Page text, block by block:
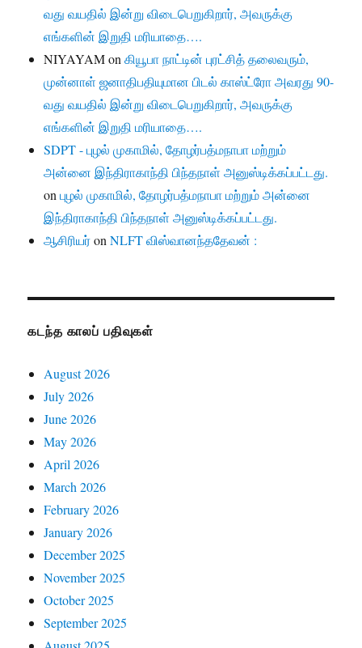
வது வயதில் இன்று விடைபெறுகிறார், அவருக்கு
எங்களின் இறுதி மரியாதை….
NIYAYAMonகியூபா நாட்டின் புரட்சித் தலைவரும்,
முன்னாள் ஜனாதிபதியுமான பிடல் காஸ்ட்ரோ அவரது 90-
வது வயதில் இன்று விடைபெறுகிறார், அவருக்கு
எங்களின் இறுதி மரியாதை….
SDPT - புழல் முகாமில், தோழர்பத்மநாபா மற்றும்
அன்னை இந்திராகாந்தி பிந்தநாள் அனுஸ்டிக்கப்பட்டது.
onபுழல் முகாமில், தோழர்பத்மநாபா மற்றும் அன்னை
இந்திராகாந்தி பிந்தநாள் அனுஸ்டிக்கப்பட்டது.
ஆசிரியர்onNLFT விஸ்வானந்ததேவன் :
கடந்த காலப் பதிவுகள்
August 2026
July 2026
June 2026
May 2026
April 2026
March 2026
February 2026
January 2026
December 2025
November 2025
October 2025
September 2025